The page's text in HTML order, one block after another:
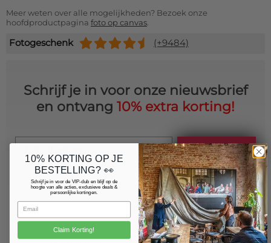
Meer weten over alle mogelijkheden? Bezoek onze
hoofdproductpagina foto op canvas.
Fotogeschenk (+9484)
Schrijf je in voor onze nieuwsbrief
en ontvang 10% extra korting!
Email
Schrijf je in
Producten
10% KORTING OP JE
BESTELLING? 👀
Schrijf je in voor de VIP-club en blijf op de
hoogte van alle acties, exclusieve deals &
persoonlijke kortingen.
Claim Korting!